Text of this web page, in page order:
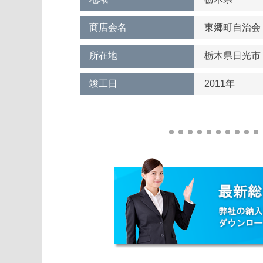
商店会名 東郷町自治会
所在地 栃木県日光市
竣工日 2011年